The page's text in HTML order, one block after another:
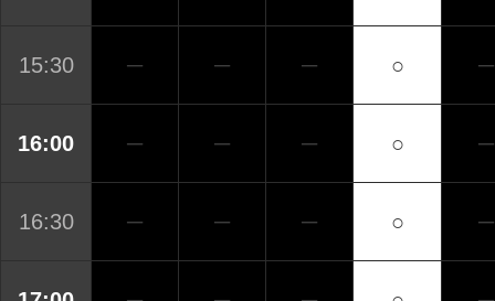
15:30 ─ ─ ─ ○ ─
16:00 ─ ─ ─ ○ ─
16:30 ─ ─ ─ ○ ─